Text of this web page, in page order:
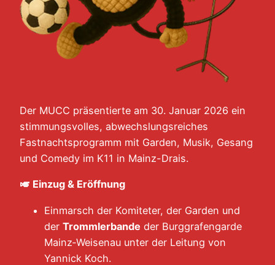
Der MUCC präsentierte am 30. Januar 2026 ein
stimmungsvolles, abwechslungsreiches
Fastnachtsprogramm mit Garden, Musik, Gesang
und Comedy im K11 in Mainz-Drais.
🎺 Einzug & Eröffnung
Einmarsch der Komiteter, der Garden und
der Trommlerbande der Burggrafengarde
Mainz‑Weisenau unter der Leitung von
Yannick Koch.